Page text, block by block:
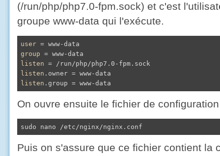
(/run/php/php7.0-fpm.sock) et c'est
groupe www-data qui l'exécute.
user
group
listen
listen
listen .group = www-data
On ouvre ensuite le fichier de
sudo nano /etc/nginx/nginx.conf
Puis on s'assure que ce fichier contient la